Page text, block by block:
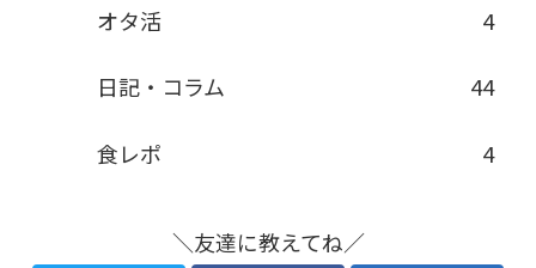
オタ活 4
日記・コラム 44
食レポ 4
＼友達に教えてね／